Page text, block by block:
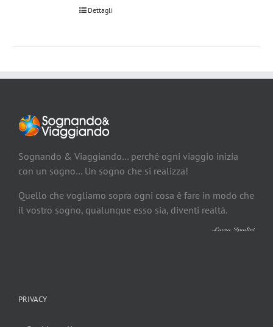
Dettagli
Sognando & Viaggiando… perché ogni viaggio inizia
con un sogno… Un sogno che si realizza!
Quello che vogliamo sopra ogni cosa è fare in modo che
il vostro sogno, qualunque esso sia, diventi realtà.
PRIVACY